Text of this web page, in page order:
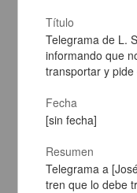
Correspondencia postal
Título
Telegrama de L.
informando que
transportar y
Fecha
[sin fecha]
Resumen
Telegrama a
tren que lo debe